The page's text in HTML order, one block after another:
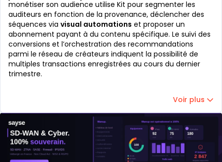
monétiser son audience utilise Kit pour segmenter les
auditeurs en fonction de la provenance, déclencher des
séquences via visual automations et proposer un
abonnement payant à du contenu spécifique. Le suivi des
conversions et l’orchestration des recommandations
parmi le réseau de créateurs indiquent la possibilité de
multiples transactions enregistrées au cours du dernier
trimestre.
Voir plus